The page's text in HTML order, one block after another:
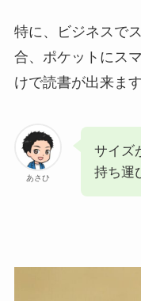
特に、ビジネスで
合、ポケットにス
けで読書が出来ます
あさひ
サイズ
持ち運